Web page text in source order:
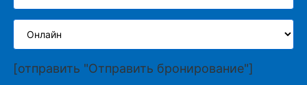
[отправить "Отправить бронирование"]